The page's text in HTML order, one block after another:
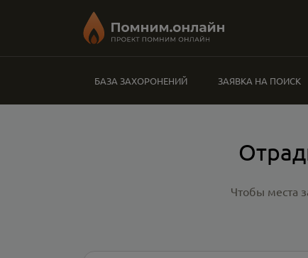
БАЗА ЗАХОРОНЕНИЙ ЗАЯВКА НА ПОИСК
Чтобы места